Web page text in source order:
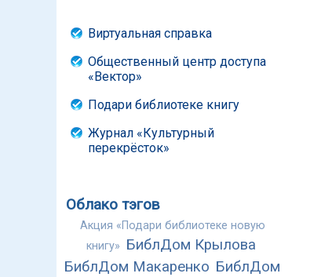
Виртуальная справка
Общественный центр доступа
«Вектор»
Подари библиотеке книгу
Журнал «Культурный
перекрёсток»
Облако тэгов
Акция «Подари библиотеке новую
книгу» БиблДом Крылова
БиблДом Макаренко БиблДом